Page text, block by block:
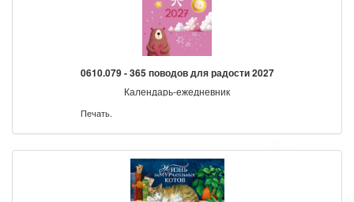
0610.079 - 365 поводов для радости 2027
Календарь-ежедневник
Печать.